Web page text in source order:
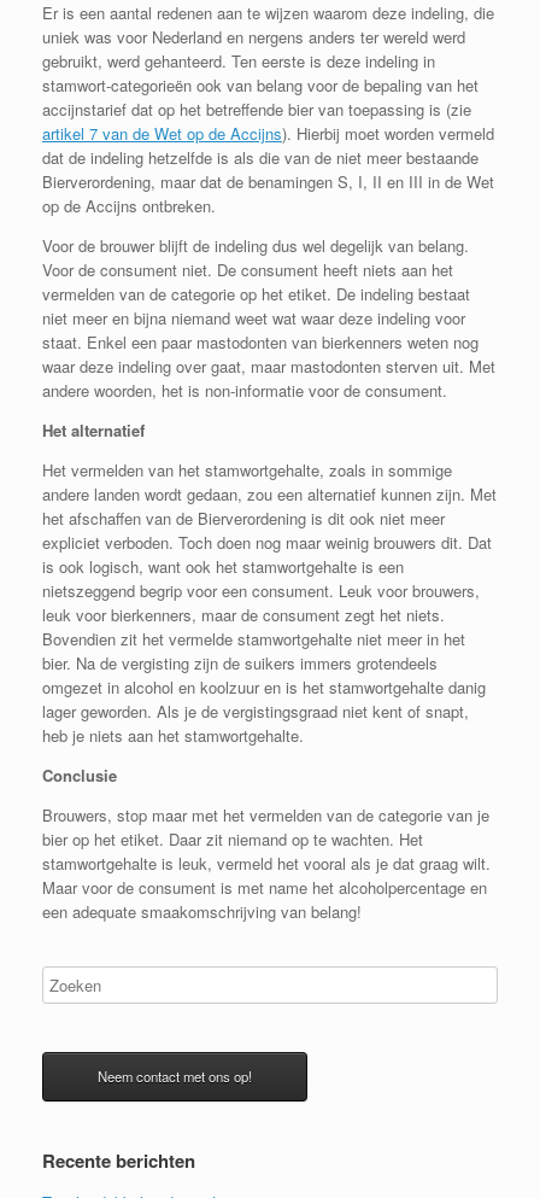
Er is een aantal redenen aan te wijzen waarom deze indeling, die
uniek was voor Nederland en nergens anders ter wereld werd
gebruikt, werd gehanteerd. Ten eerste is deze indeling in
stamwort-categorieën ook van belang voor de bepaling van het
accijnstarief dat op het betreffende bier van toepassing is (zie
artikel 7 van de Wet op de Accijns). Hierbij moet worden vermeld
dat de indeling hetzelfde is als die van de niet meer bestaande
Bierverordening, maar dat de benamingen S, I, II en III in de Wet
op de Accijns ontbreken.
Voor de brouwer blijft de indeling dus wel degelijk van belang.
Voor de consument niet. De consument heeft niets aan het
vermelden van de categorie op het etiket. De indeling bestaat
niet meer en bijna niemand weet wat waar deze indeling voor
staat. Enkel een paar mastodonten van bierkenners weten nog
waar deze indeling over gaat, maar mastodonten sterven uit. Met
andere woorden, het is non-informatie voor de consument.
Het alternatief
Het vermelden van het stamwortgehalte, zoals in sommige
andere landen wordt gedaan, zou een alternatief kunnen zijn. Met
het afschaffen van de Bierverordening is dit ook niet meer
expliciet verboden. Toch doen nog maar weinig brouwers dit. Dat
is ook logisch, want ook het stamwortgehalte is een
nietszeggend begrip voor een consument. Leuk voor brouwers,
leuk voor bierkenners, maar de consument zegt het niets.
Bovendien zit het vermelde stamwortgehalte niet meer in het
bier. Na de vergisting zijn de suikers immers grotendeels
omgezet in alcohol en koolzuur en is het stamwortgehalte danig
lager geworden. Als je de vergistingsgraad niet kent of snapt,
heb je niets aan het stamwortgehalte.
Conclusie
Brouwers, stop maar met het vermelden van de categorie van je
bier op het etiket. Daar zit niemand op te wachten. Het
stamwortgehalte is leuk, vermeld het vooral als je dat graag wilt.
Maar voor de consument is met name het alcoholpercentage en
een adequate smaakomschrijving van belang!
Neem contact met ons op!
Recente berichten